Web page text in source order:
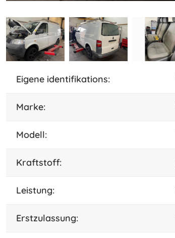
eigene identifikations:
marke:
Modell:
Kraftstoff:
leistung:
Erstzulassung: